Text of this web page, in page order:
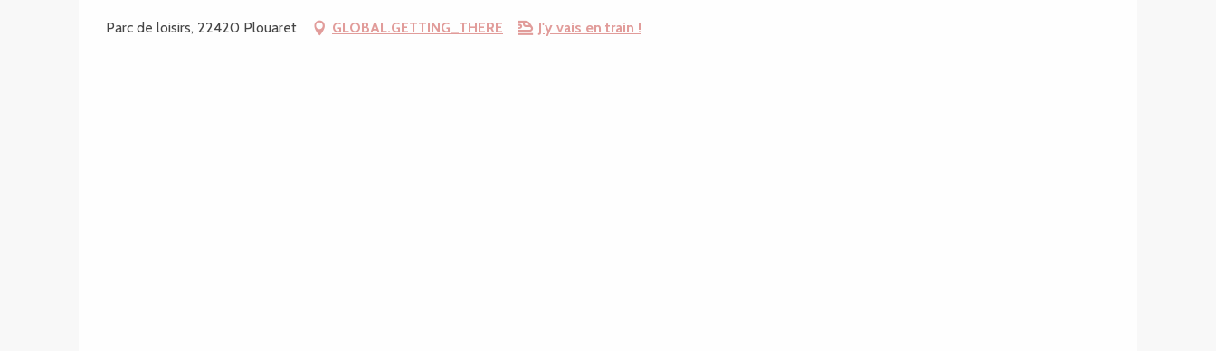
Parc de loisirs, 22420 Plouaret GLOBAL.GETTING_THERE J'y vais en train !